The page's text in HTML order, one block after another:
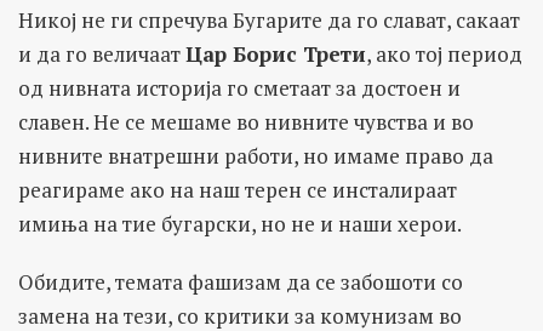
Никој не ги спречува Бугарите да го слават, сакаат
и да го величаатЦар Борис Трети, ако тој период
од нивната историја го сметаат за достоен и
славен. Не се мешаме во нивните чувства и во
нивните внатрешни работи, но имаме право да
реагираме ако на наш терен се инсталираат
имиња на тие бугарски, но не и наши херои.
Обидите, темата фашизам да се забошоти со
замена на тези, со критики за комунизам во